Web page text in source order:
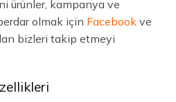
ürünler, kampanya ve
olmak için Facebook ve
bizleri takip etmeyi